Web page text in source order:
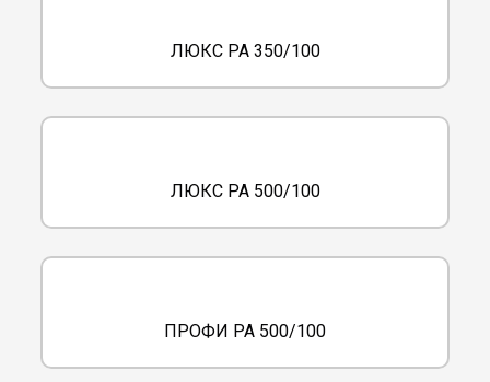
ЛЮКС РА 350/100
ЛЮКС РА 500/100
ПРОФИ РА 500/100